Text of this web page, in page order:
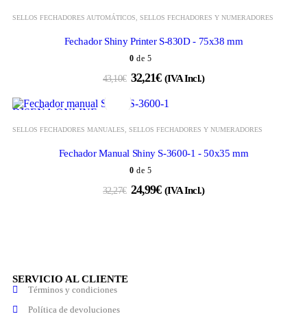
SELLOS FECHADORES AUTOMÁTICOS SELLOS FECHADORES Y NUMERADORES
Fechador Shiny Printer S-830D - 75x38 mm
0 de 5
43,10€ 32,21€ (IVA Incl.)
DISEÑA ONLINE
SELLOS FECHADORES MANUALES SELLOS FECHADORES Y NUMERADORES
Fechador Manual Shiny S-3600-1 - 50x35 mm
0 de 5
32,27€ 24,99€ (IVA Incl.)
SERVICIO AL CLIENTE
Términos y condiciones
Política de devoluciones